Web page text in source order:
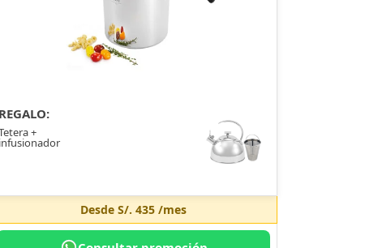
REGALO:
+
infusionador
DesdeS/. 435 /mes